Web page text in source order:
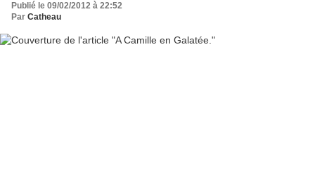
Publié le 09/02/2012 à 22:52
Par Catheau